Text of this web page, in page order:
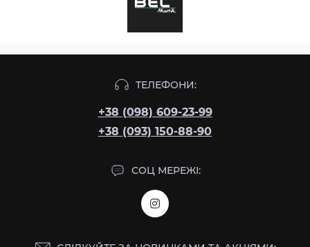
ТЕЛЕФОНИ:
+38 (098) 609-23-99
+38 (093) 150-88-90
СОЦ МЕРЕЖІ: